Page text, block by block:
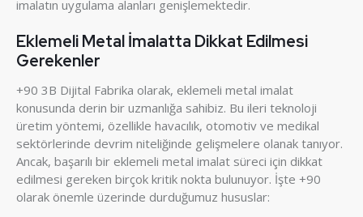
imalatın uygulama alanları genişlemektedir.
Eklemeli Metal İmalatta Dikkat Edilmesi
Gerekenler
+90 3B Dijital Fabrika olarak, eklemeli metal imalat
konusunda derin bir uzmanlığa sahibiz. Bu ileri teknoloji
üretim yöntemi, özellikle havacılık, otomotiv ve medikal
sektörlerinde devrim niteliğinde gelişmelere olanak tanıyor.
Ancak, başarılı bir eklemeli metal imalat süreci için dikkat
edilmesi gereken birçok kritik nokta bulunuyor. İşte +90
olarak önemle üzerinde durduğumuz hususlar: